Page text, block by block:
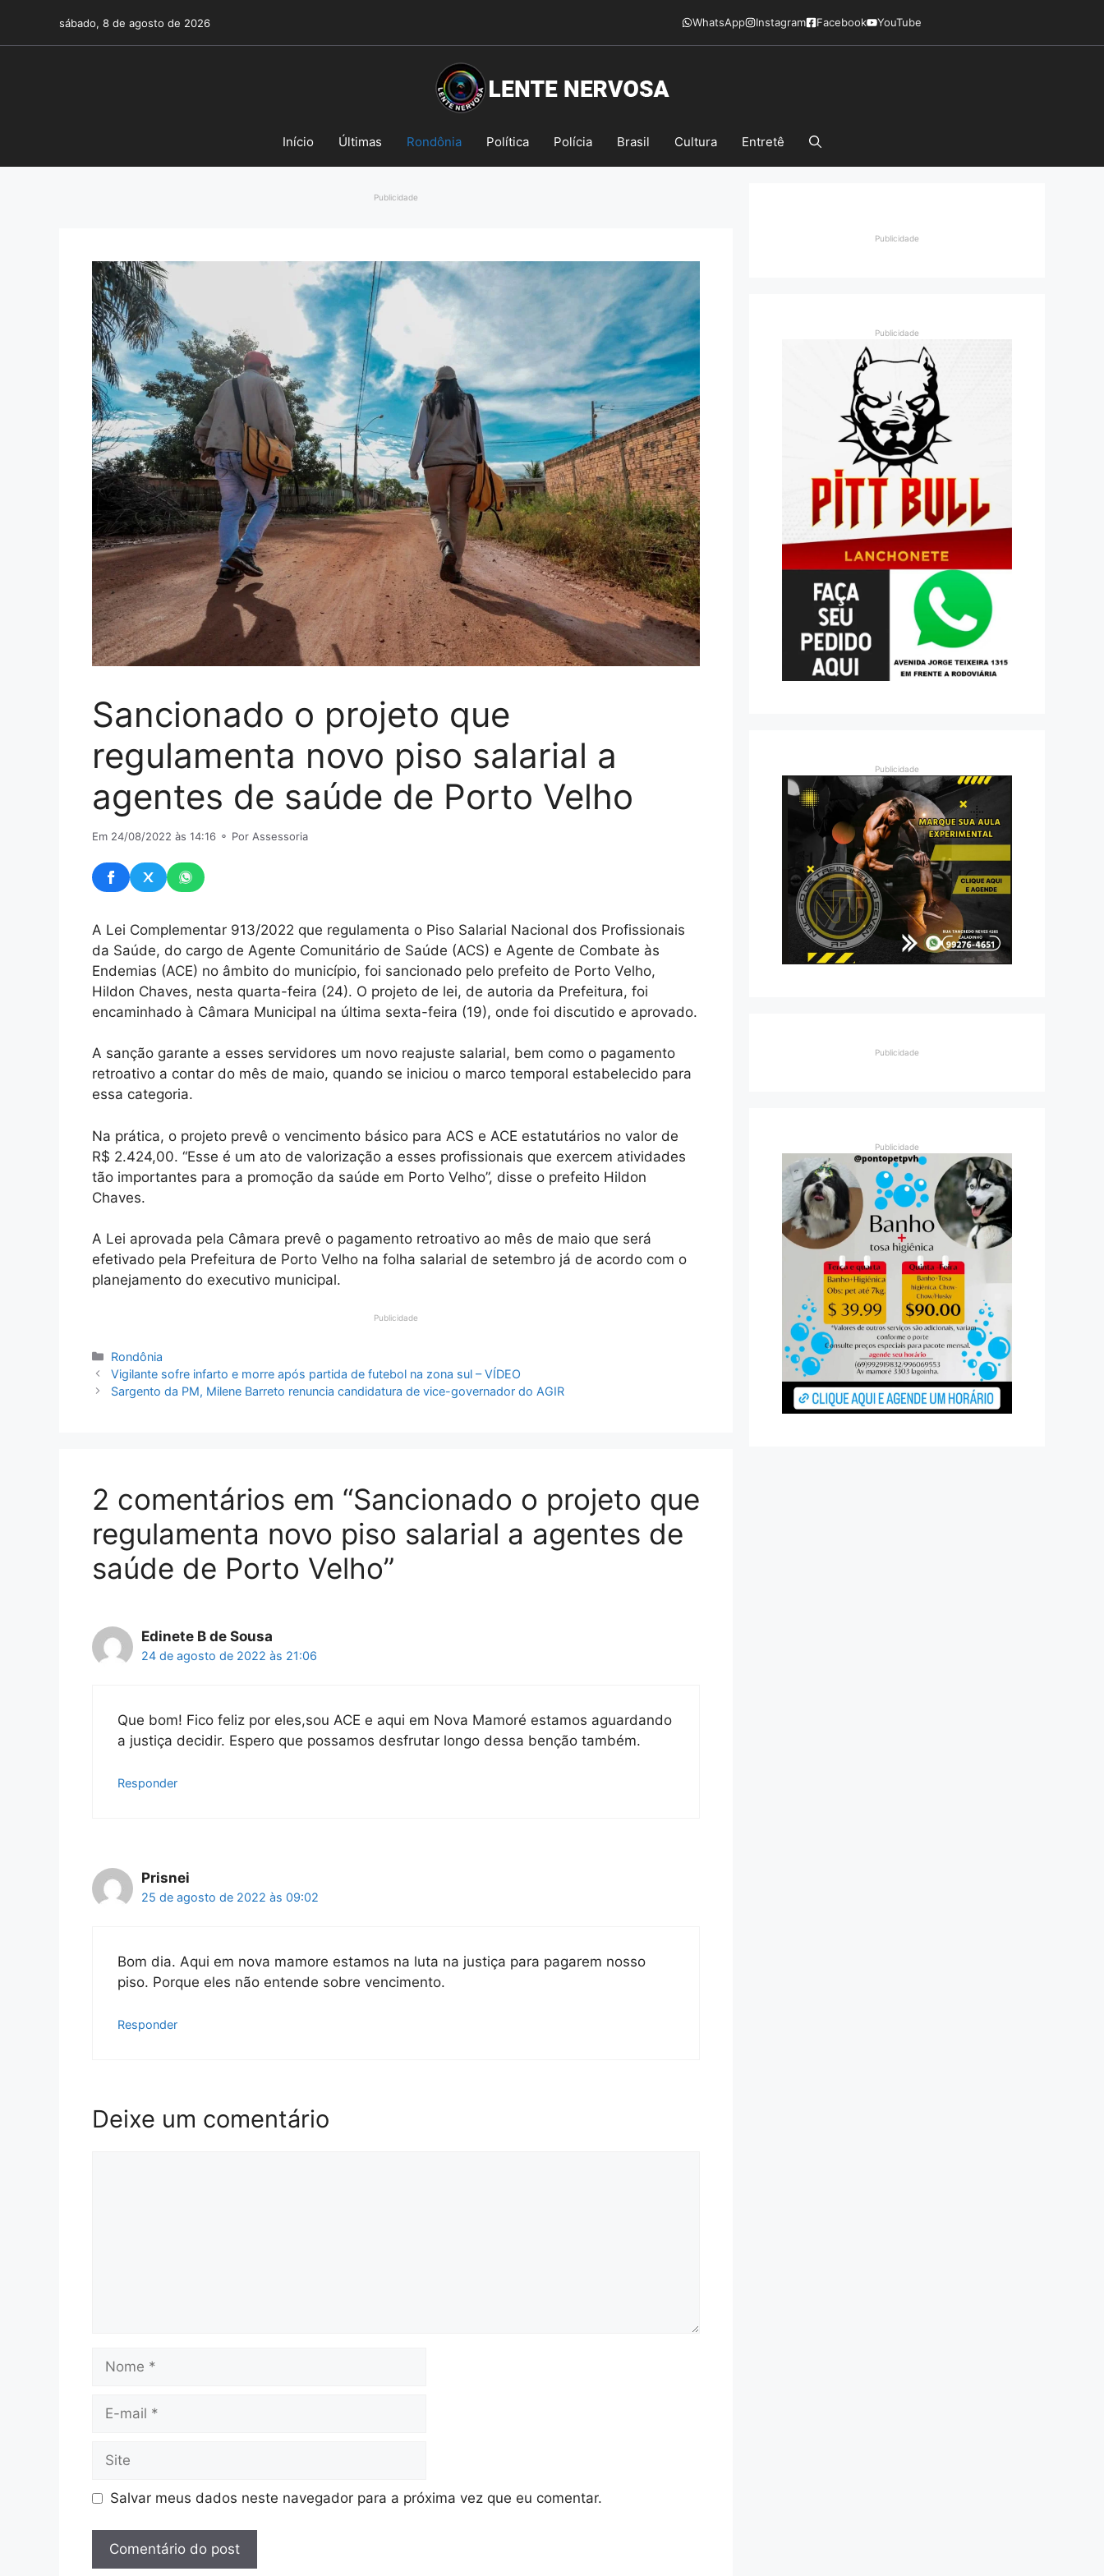
o
sábado, 8 de agosto de 2026 WhatsApp Instagram Facebook YouTube
Início Últimas Rondônia Política Polícia Brasil Cultura Entretê
Publicidade
Sancionado o projeto que
regulamenta novo piso salarial a
agentes de saúde de Porto Velho
Em 24/08/2022 às 14:16 ⚬ Por Assessoria
A Lei Complementar 913/2022 que regulamenta o Piso Salarial Nacional dos Profissionais
da Saúde, do cargo de Agente Comunitário de Saúde (ACS) e Agente de Combate às
Endemias (ACE) no âmbito do município, foi sancionado pelo prefeito de Porto Velho,
Hildon Chaves, nesta quarta-feira (24). O projeto de lei, de autoria da Prefeitura, foi
encaminhado à Câmara Municipal na última sexta-feira (19), onde foi discutido e aprovado.
A sanção garante a esses servidores um novo reajuste salarial, bem como o pagamento
retroativo a contar do mês de maio, quando se iniciou o marco temporal estabelecido para
essa categoria.
Na prática, o projeto prevê o vencimento básico para ACS e ACE estatutários no valor de
R$ 2.424,00. “Esse é um ato de valorização a esses profissionais que exercem atividades
tão importantes para a promoção da saúde em Porto Velho”, disse o prefeito Hildon
Chaves.
A Lei aprovada pela Câmara prevê o pagamento retroativo ao mês de maio que será
efetivado pela Prefeitura de Porto Velho na folha salarial de setembro já de acordo com o
planejamento do executivo municipal.
Publicidade
Categorias
Rondônia
Vigilante sofre infarto e morre após partida de futebol na zona sul – VÍDEO
Sargento da PM, Milene Barreto renuncia candidatura de vice-governador do AGIR
2 comentários em “Sancionado o projeto que
regulamenta novo piso salarial a agentes de
saúde de Porto Velho”
Edinete B de Sousa
24 de agosto de 2022 às 21:06
Que bom! Fico feliz por eles,sou ACE e aqui em Nova Mamoré estamos aguardando
a justiça decidir. Espero que possamos desfrutar longo dessa benção também.
Responder
Prisnei
25 de agosto de 2022 às 09:02
Bom dia. Aqui em nova mamore estamos na luta na justiça para pagarem nosso
piso. Porque eles não entende sobre vencimento.
Responder
Deixe um comentário
Nome
Site
Salvar meus dados neste navegador para a próxima vez que eu comentar.
Publicidade
Publicidade
Publicidade
Publicidade
Publicidade